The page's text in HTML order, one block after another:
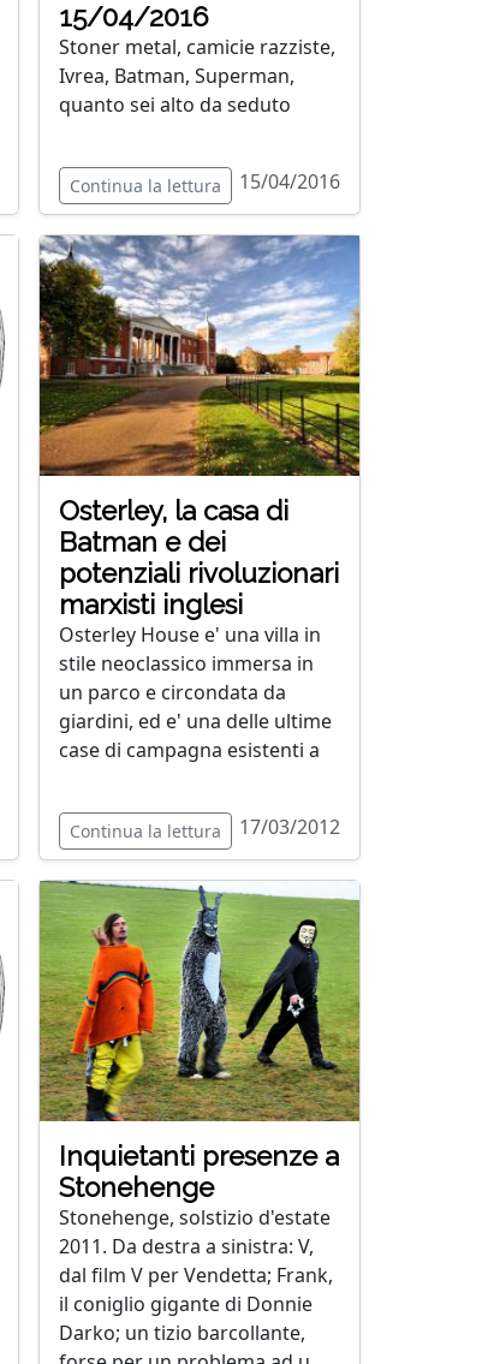
15/04/2016
Stoner metal, camicie razziste,
Ivrea, Batman, Superman,
quanto sei alto da seduto
Continua la lettura 15/04/2016
Osterley, la casa di
Batman e dei
potenziali rivoluzionari
marxisti inglesi
Osterley House e' una villa in
stile neoclassico immersa in
un parco e circondata da
giardini, ed e' una delle ultime
case di campagna esistenti a
Continua la lettura 17/03/2012
Inquietanti presenze a
Stonehenge
Stonehenge, solstizio d'estate
2011. Da destra a sinistra: V,
dal film V per Vendetta; Frank,
il coniglio gigante di Donnie
Darko; un tizio barcollante,